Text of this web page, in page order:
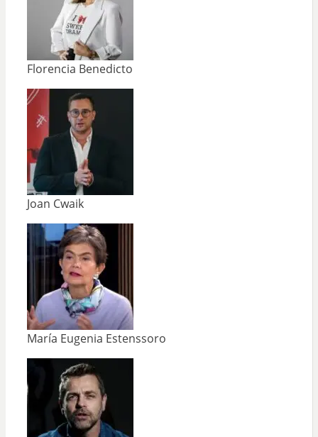
Florencia Benedicto
Joan Cwaik
María Eugenia Estenssoro